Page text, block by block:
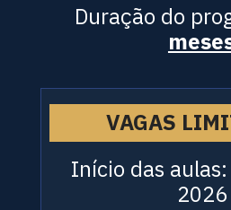
Duração do
Início das
2026
VAGAS